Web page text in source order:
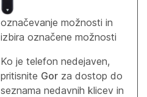
označevanje možnosti in
izbira označene možnosti
Ko je telefon nedejaven,
pritisnite Gor za dostop do
seznama nedavnih klicev in